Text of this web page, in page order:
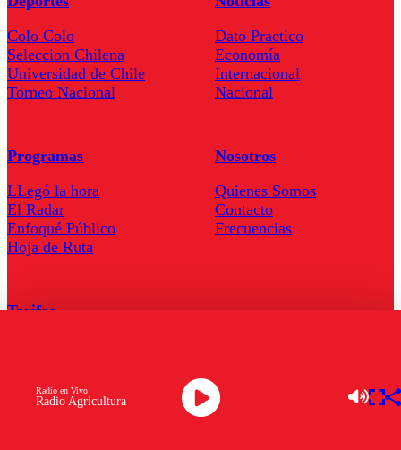
Radio Agricultura
Radio en Vivo
Colo Colo
Seleccion Chilena
Universidad de Chile
Torneo Nacional
Dato Practico
Economía
Internacional
Nacional
Programas
LLegó la hora
El Radar
Enfoqué Público
Hoja de Ruta
Nosotros
Quienes Somos
Contacto
Frecuencias
Tarifas